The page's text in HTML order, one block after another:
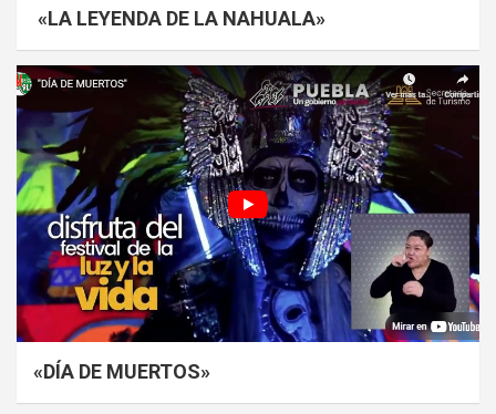
«LA LEYENDA DE LA NAHUALA»
«DÍA DE MUERTOS»